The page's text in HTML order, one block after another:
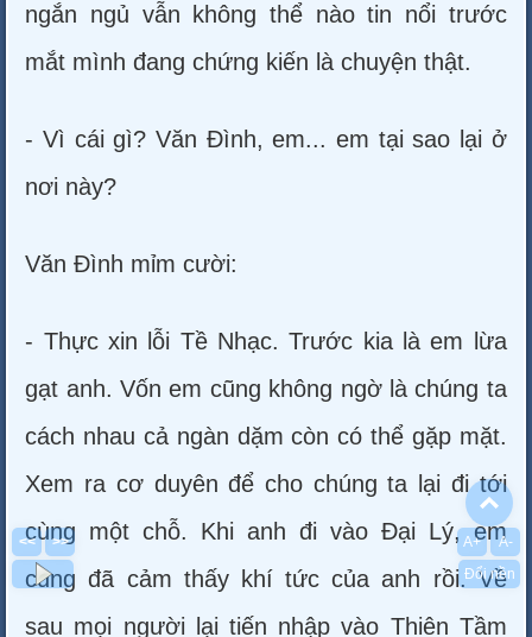
ngắn ngủ vẫn không thể nào tin nổi trước
mắt mình đang chứng kiến là chuyện thật.
- Vì cái gì? Văn Đình, em... em tại sao lại ở
nơi này?
Văn Đình mỉm cười:
- Thực xin lỗi Tề Nhạc. Trước kia là em lừa
gạt anh. Vốn em cũng không ngờ là chúng ta
cách nhau cả ngàn dặm còn có thể gặp mặt.
Xem ra cơ duyên để cho chúng ta lại đi tới
cùng một chỗ. Khi anh đi vào Đại Lý, em
cũng đã cảm thấy khí tức của anh rồi. Về
sau mọi người lại tiến nhập vào Thiên Tầm
>>
<< A+
A-
Đổi nền